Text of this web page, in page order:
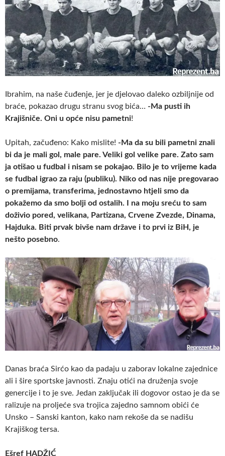
Ibrahim, na naše čuđenje, jer je djelovao daleko ozbiljnije od
braće, pokazao drugu stranu svog bića… -Ma pusti ih
Krajišniče. Oni u opće nisu pametni!
Upitah, začuđeno: Kako mislite! -Ma da su bili pametni znali
bi da je mali gol, male pare. Veliki gol velike pare. Zato sam
ja otišao u fudbal i nisam se pokajao. Bilo je to vrijeme kada
se fudbal igrao za raju (publiku). Niko od nas nije pregovarao
o premijama, transferima, jednostavno htjeli smo da
pokažemo da smo bolji od ostalih. I na moju sreću to sam
doživio pored, velikana, Partizana, Crvene Zvezde, Dinama,
Hajduka. Biti prvak bivše nam države i to prvi iz BiH, je
nešto posebno.
Danas braća Sirćo kao da padaju u zaborav lokalne zajednice
ali i šire sportske javnosti. Znaju otići na druženja svoje
genercije i to je sve. Jedan zaključak ili dogovor ostao je da se
ralizuje na proljeće sva trojica zajedno samnom obići će
Unsko – Sanski kanton, kako nam rekoše da se nadišu
Krajiškog tersa.
Ešref HADŽIĆ